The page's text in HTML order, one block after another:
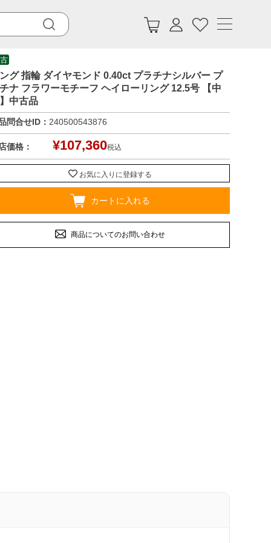
グ 指輪 ダイヤモンド 0.40ct プラチナシルバー プ
ナ フラワーモチーフ ヘイローリング 12.5号 【中
中古品
問合せID： 240500543876
価格： ¥107,360税込
お気に入りに登録する
カートに入れる
商品についてのお問い合わせ